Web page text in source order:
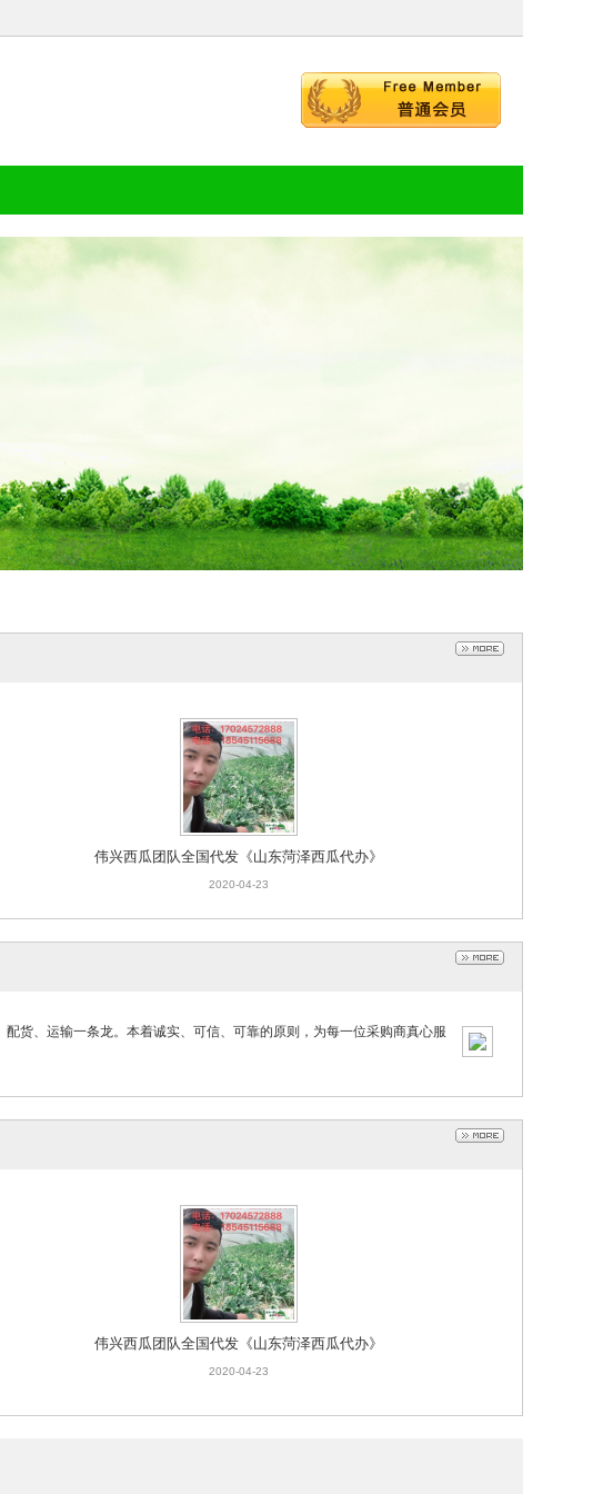
伟兴西瓜团队全国代发《山东菏泽西瓜代办》
2020-04-23
货、运输一条龙。本着诚实、可信、可靠的原则，为每一位采购商真心服
伟兴西瓜团队全国代发《山东菏泽西瓜代办》
2020-04-23